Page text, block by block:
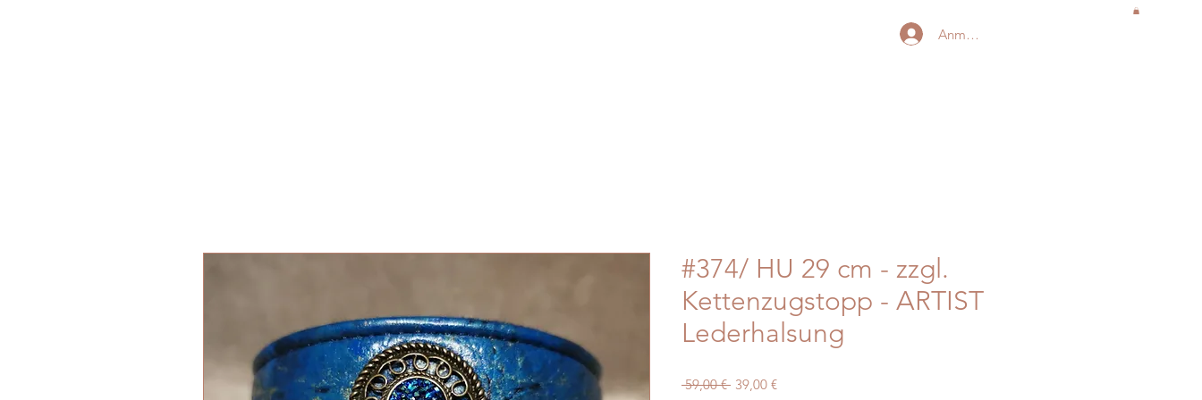
Anmelden
#374/ HU 29 cm - zzgl.
Kettenzugstopp - ARTIST
Lederhalsung
59,00 € Standardpreis
39,00 €Sale-